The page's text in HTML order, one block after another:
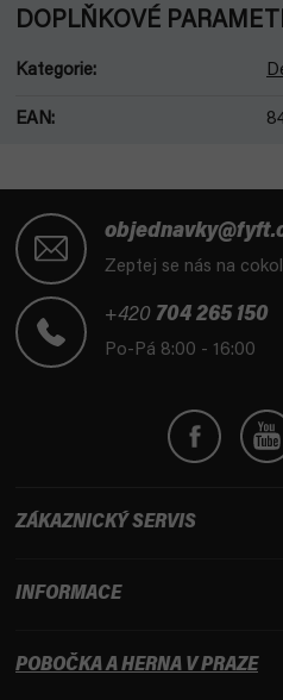
DOPLŇKOVÉ
Kategorie:
EAN:
Zeptej se nás na
+420 704 265 150
Po-Pá 8:00 - 16:00
ZÁKAZNICKÝ SERVIS
INFORMACE
POBOČKA A HERNA V PRAZE